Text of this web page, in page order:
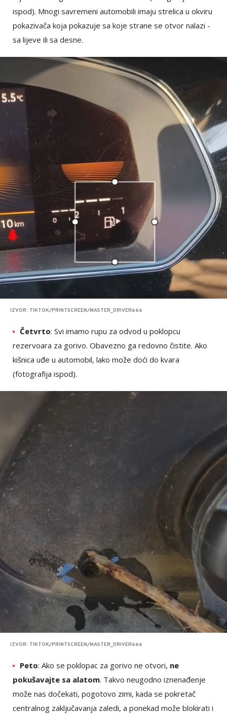
ispod). Mnogi savremeni automobili imaju strelica u okviru
pokazivača koja pokazuje sa koje strane se otvor nalazi -
sa lijeve ili sa desne.
IZVOR: TIKTOK/PRINTSCREEN/MASTER_DRIVER666
Četvrto: Svi imamo rupu za odvod u poklopcu
rezervoara za gorivo. Obavezno ga redovno čistite. Ako
kišnica uđe u automobil, lako može doći do kvara
(fotografija ispod).
IZVOR: TIKTOK/PRINTSCREEN/MASTER_DRIVER666
Peto: Ako se poklopac za gorivo ne otvori, ne
pokušavajte sa alatom. Takvo neugodno iznenađenje
može nas dočekati, pogotovo zimi, kada se pokretač
centralnog zaključavanja zaledi, a ponekad može blokirati i